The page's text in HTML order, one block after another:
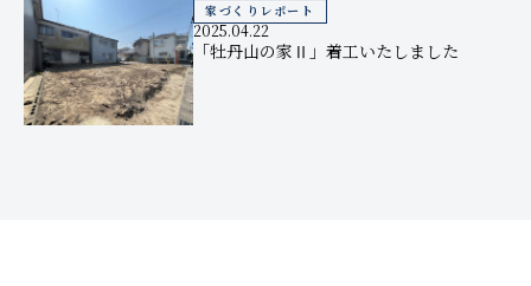
家づくりレポート
2025.04.22
「牡丹山の家Ⅱ」着工いたしました